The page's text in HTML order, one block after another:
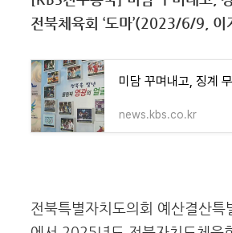
전북체육회 ‘도마’(2023/6/9, 이
news.kbs.co.kr
전북특별자치도의회 예산결산특